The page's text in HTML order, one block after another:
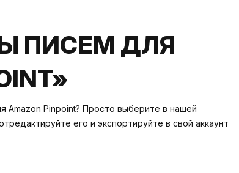
ПИСЕМ ДЛЯ
Amazon Pinpoint? Просто выберите в нашей
его и экспортируйте в свой аккаунт